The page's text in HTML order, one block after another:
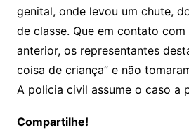
genital, onde levou um chute,
de classe. Que em contato
anterior, os representantes
coisa de criança” e não
A policia civil assume o caso a
Compartilhe!